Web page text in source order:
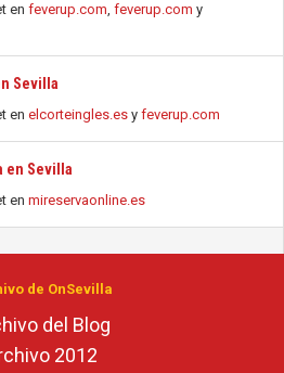
en feverup.com, feverup.com y
Sevilla
en elcorteingles.es y feverup.com
en Sevilla
en mireservaonline.es
de OnSevilla
del Blog
2012